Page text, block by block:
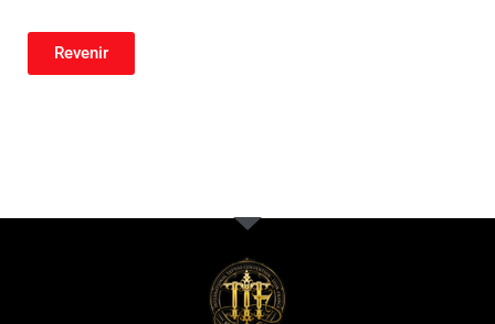
Revenir